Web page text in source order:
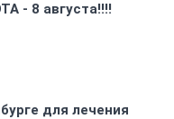
- 8 августа!!!!
для лечения